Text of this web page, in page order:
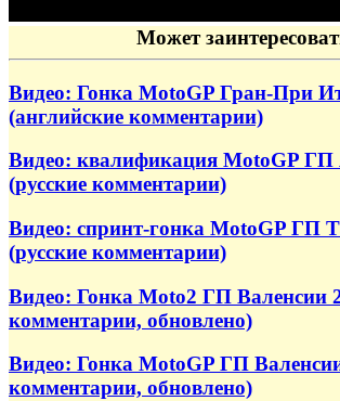
Может
Видео: Гонка MotoGP Гран-При
(английские комментарии)
Видео: квалификация MotoGP ГП
(русские комментарии)
Видео: спринт-гонка MotoGP ГП
(русские комментарии)
Видео: Гонка Moto2 ГП Валенсии
комментарии, обновлено)
Видео: Гонка MotoGP ГП
комментарии, обновлено)